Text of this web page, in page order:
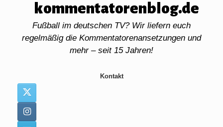
kommentatorenblog.de
Fußball im deutschen TV? Wir liefern euch
regelmäßig die Kommentatorenansetzungen und
mehr – seit 15 Jahren!
Kontakt